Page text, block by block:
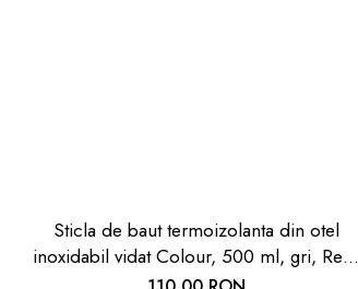
Sticla de baut termoizolanta din otel
inoxidabil vidat Colour, 500 ml, gri, Reer
90801